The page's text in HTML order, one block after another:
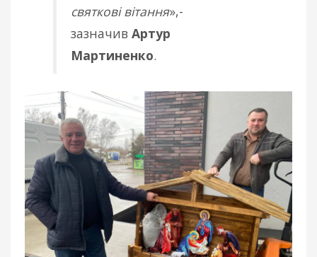
святкові вітання»,-
зазначив Артур
Мартиненко.